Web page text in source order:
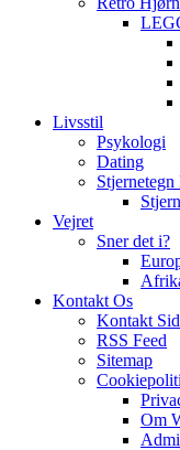
Livsstil
Psykologi
Dating
Vejret
Sner det i?
Kontakt Os
Kontakt
RSS Feed
Sitemap
Om